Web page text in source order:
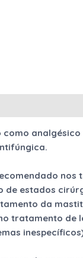
como
de estados
da
tratamento de